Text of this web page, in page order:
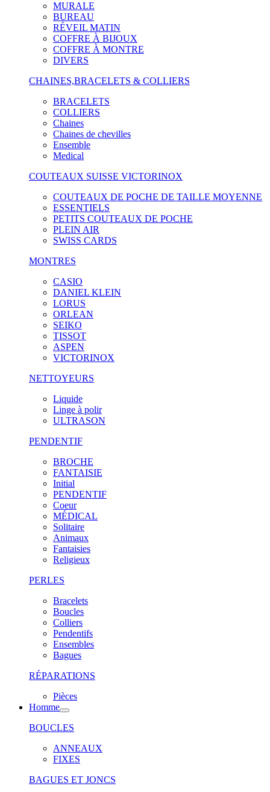
MURALE
BUREAU
RÉVEIL MATIN
COFFRE À BIJOUX
COFFRE À MONTRE
DIVERS
CHAINES,BRACELETS & COLLIERS
BRACELETS
COLLIERS
Chaines
Chaines de chevilles
Ensemble
Medical
COUTEAUX SUISSE VICTORINOX
COUTEAUX DE POCHE DE TAILLE MOYENNE
ESSENTIELS
PETITS COUTEAUX DE POCHE
PLEIN AIR
SWISS CARDS
MONTRES
CASIO
DANIEL KLEIN
LORUS
ORLEAN
SEIKO
TISSOT
ASPEN
VICTORINOX
NETTOYEURS
Liquide
Linge à polir
ULTRASON
PENDENTIF
BROCHE
FANTAISIE
Initial
PENDENTIF
Coeur
MÉDICAL
Solitaire
Animaux
Fantaisies
Religieux
PERLES
Bracelets
Boucles
Colliers
Pendentifs
Ensembles
Bagues
RÉPARATIONS
Pièces
Homme
BOUCLES
ANNEAUX
FIXES
BAGUES ET JONCS